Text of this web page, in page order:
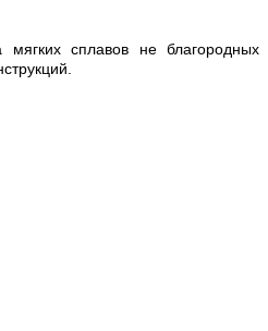
мягких сплавов не благородных